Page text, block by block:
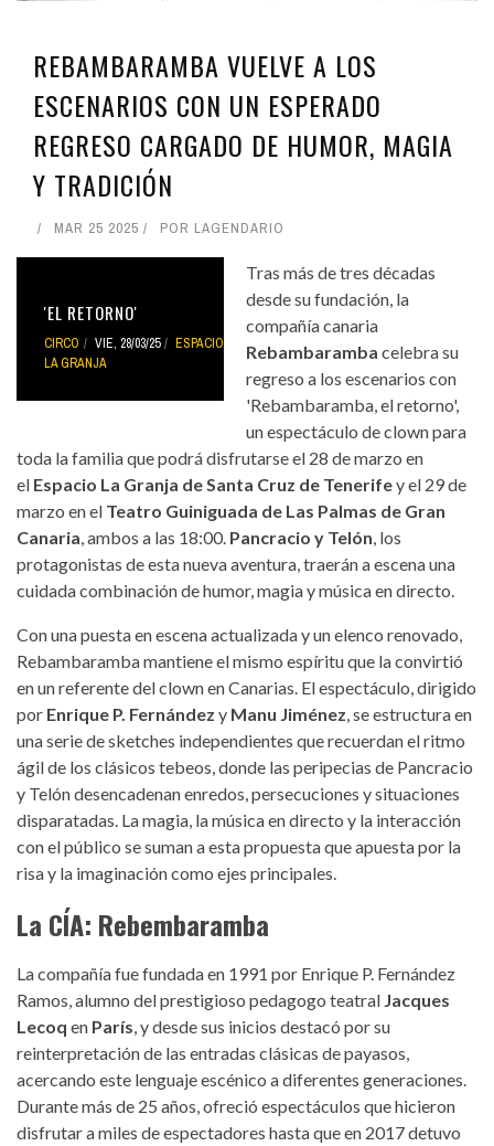
REBAMBARAMBA VUELVE A LOS
ESCENARIOS CON UN ESPERADO
REGRESO CARGADO DE HUMOR, MAGIA
Y TRADICIÓN
MAR 25 2025 POR LAGENDARIO
'EL RETORNO'
CIRCO VIE, 28/03/25
ESPACIO
LA GRANJA
Tras más de tres décadas
desde su fundación, la
compañía canaria
Rebambaramba celebra su
regreso a los escenarios con
'Rebambaramba, el retorno',
un espectáculo de clown para
toda la familia que podrá disfrutarse el 28 de marzo en
el Espacio La Granja de Santa Cruz de Tenerifey el 29 de
marzo en el Teatro Guiniguada de Las Palmas de Gran
Canaria, ambos a las 18:00. Pancracio y Telón, los
protagonistas de esta nueva aventura, traerán a escena una
cuidada combinación de humor, magia y música en directo.
Con una puesta en escena actualizada y un elenco renovado,
Rebambaramba mantiene el mismo espíritu que la convirtió
en un referente del clown en Canarias. El espectáculo, dirigido
por Enrique P. Fernández y Manu Jiménez, se estructura en
una serie de sketches independientes que recuerdan el ritmo
ágil de los clásicos tebeos, donde las peripecias de Pancracio
y Telón desencadenan enredos, persecuciones y situaciones
disparatadas. La magia, la música en directo y la interacción
con el público se suman a esta propuesta que apuesta por la
risa y la imaginación como ejes principales.
La CÍA: Rebembaramba
La compañía fue fundada en 1991 por Enrique P. Fernández
Ramos, alumno del prestigioso pedagogo teatral Jacques
Lecoq en París, y desde sus inicios destacó por su
reinterpretación de las entradas clásicas de payasos,
acercando este lenguaje escénico a diferentes generaciones.
Durante más de 25 años, ofreció espectáculos que hicieron
disfrutar a miles de espectadores hasta que en 2017 detuvo